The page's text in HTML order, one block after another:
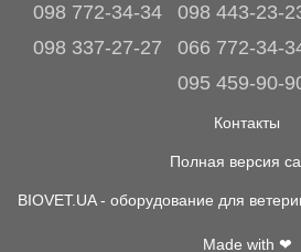
098 772-34-34 098 443-23-
098 337-27-27
066 772-34-
095 459-90-
Контакты
Полная версия
BIOVET.UA - оборудование для
Made with ❤